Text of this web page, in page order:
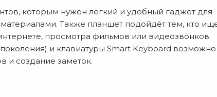
которым нужен лёгкий и удобный гаджет для
Также планшет подойдёт тем, кто
просмотра фильмов или видеозвонков.
и клавиатуры Smart Keyboard возможно
и создание заметок.